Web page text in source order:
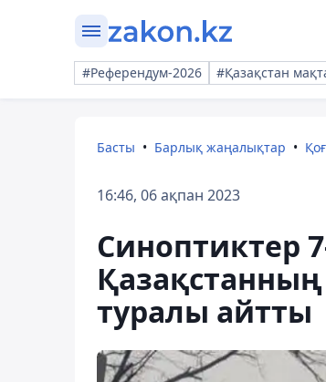
#Референдум-2026 #Қазақстан
Басты Барлық жаңалықтар
16:46, 06 ақпан 2023
Синоптиктер
туралы айтты